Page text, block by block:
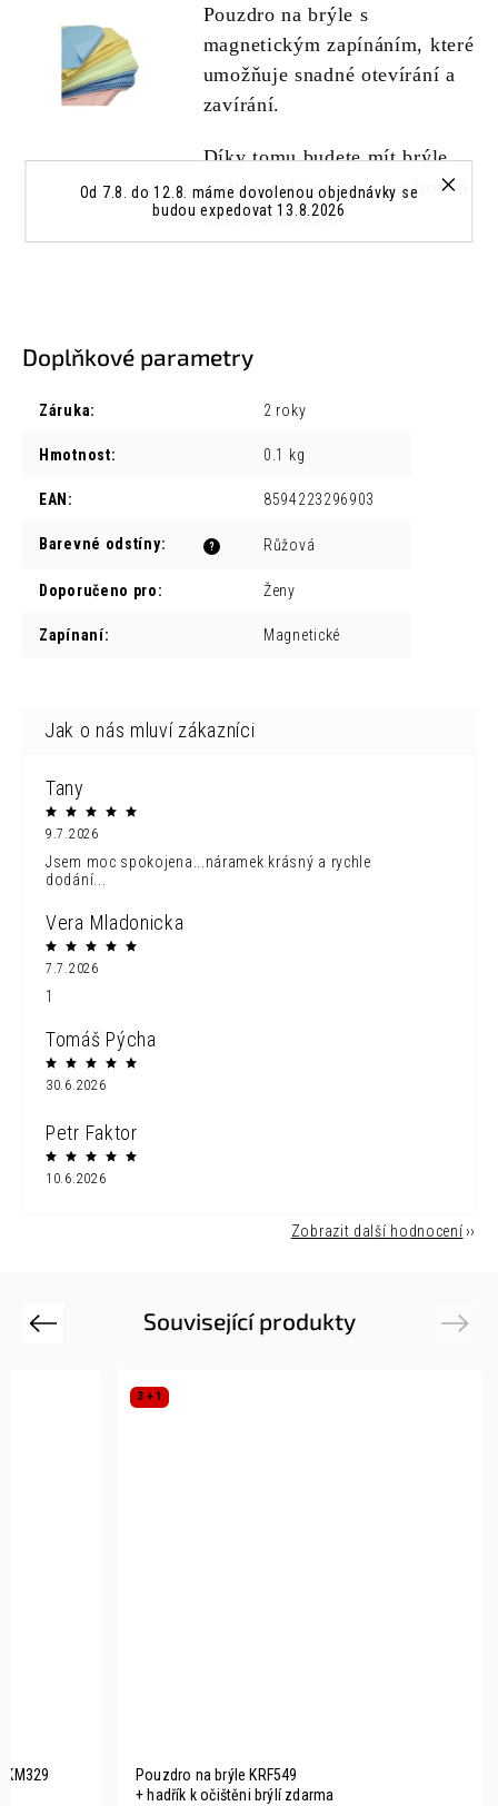
Od 7.8. do 12.8. máme dovolenou objednávky se
budou expedovat 13.8.2026
Pouzdro na brýle s
magnetickým zapínáním, které
umožňuje snadné otevírání a
zavírání.
Díky tomu budete mít brýle
vždy rychle po ruce a zároveň
dobře chráněné.
Doplňkové parametry
Záruka: 2 roky
Hmotnost: 0.1 kg
EAN : 8594223296903
?
Barevné odstíny: Růžová
Doporučeno pro: Ženy
Zapínaní: Magnetické
Tany
9.7.2026
Jsem moc spokojena...náramek krásný a rychle
dodání...
Vera Mladonicka
7.7.2026
1
Tomáš Pýcha
30.6.2026
Petr Faktor
10.6.2026
Zobrazit další hodnocení
Související produkty
Previous
3 + 1
Pouzdro na brýle KRF549
+ hadřík k očištěni brýlí zdarma
Next